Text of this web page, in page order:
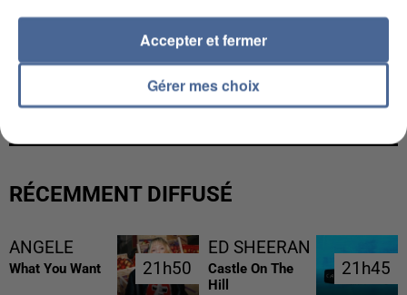
LES FRANÇAIS, FANS DE LA FLEMME
RÉCEMMENT DIFFUSÉ
ANGELE
What You Want 21h50
21h50
ED SHEERAN
Castle On The
Hill
21h45
21h45
Gérer mes choix
Accepter et fermer